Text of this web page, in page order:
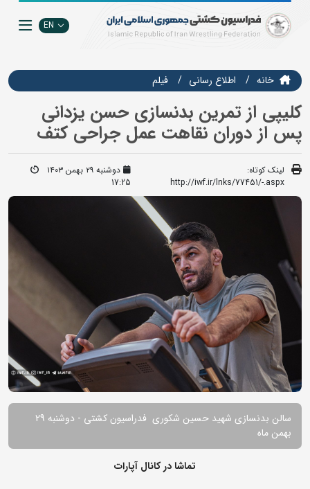
EN
خانه اطلاع رسانی فيلم
کلیپی از تمرین بدنسازی حسن یزدانی
پس از دوران نقاهت عمل جراحی کتف
لینک کوتاه:
http://iwf.ir/lnks/77451/-.aspx
دوشنبه ۲۹ بهمن ۱۴۰۳
17:25
سالن بدنسازی شهید حسین شکوری فدراسیون کشتی - دوشنبه 29
بهمن ماه
تماشا در کانال آپارات